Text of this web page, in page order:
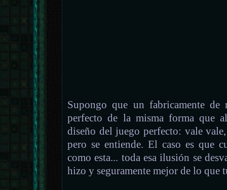
Supongo que un fabricamente de
perfecto de la misma forma que
diseño del juego perfecto: vale
pero se entiende. El caso es que
como esta... toda esa ilusión se
hizo y seguramente mejor de lo que